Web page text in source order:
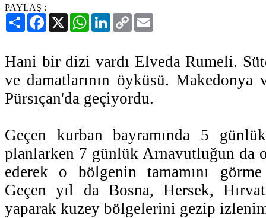
PAYLAŞ :
PaylaşFacebook
X WhatsAppLinkedIn
Copy
Link
Hani bir dizi vardı Elveda Rumeli.
ve damatlarının öyküsü. Makedonya
Pürsıçan'da geçiyordu.
Geçen kurban bayramında 5
planlarken 7 günlük Arnavutluğun da
ederek o bölgenin tamamını görme
Geçen yıl da Bosna, Hersek,
yaparak kuzey bölgelerini gezip